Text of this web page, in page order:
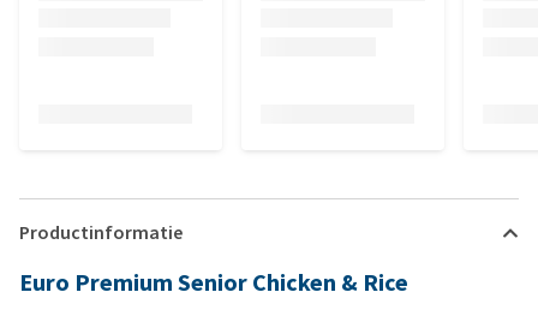
Productinformatie
Euro Premium Senior Chicken & Rice